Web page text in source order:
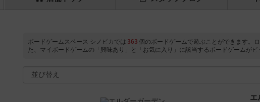
ボードゲームスペース シノピカでは 363 個のボードゲームで遊ぶことができます。
た、マイボードゲームの「興味あり」と「お気に入り」に該当するボードゲームがピ
エ